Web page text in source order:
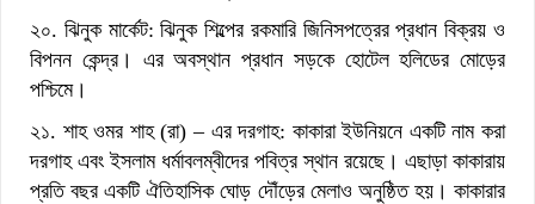
২০. ঝিনুক মার্কেট: ঝিনুক শিল্পের রকমারি জিনিসপত্রের প্রধান বিক্রয় ও
বিপনন কেন্দ্র। এর অবস্থান প্রধান সড়কে হোটেল হলিডের মোড়ের
পশ্চিমে।
২১. শাহ ওমর শাহ (রা) – এর দরগাহ: কাকারা ইউনিয়নে একটি নাম করা
দরগাহ এবং ইসলাম ধর্মাবলম্বীদের পবিত্র স্থান রয়েছে। এছাড়া কাকারায়
প্রতি বছর একটি ঐতিহাসিক ঘোড় দৌঁড়ের মেলাও অনুষ্ঠিত হয়। কাকারার